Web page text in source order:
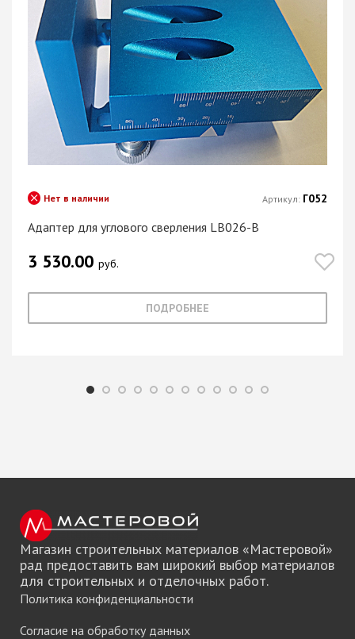
Адаптер для углового сверления LB026-B
Нет в наличии
3 530.00 руб.
ПОДРОБНЕЕ
Артикул: Г052
Магазин строительных материалов «Мастеровой»
рад предоставить вам широкий выбор материалов
для строительных и отделочных работ.
Политика конфиденциальности
Согласие на обработку данных